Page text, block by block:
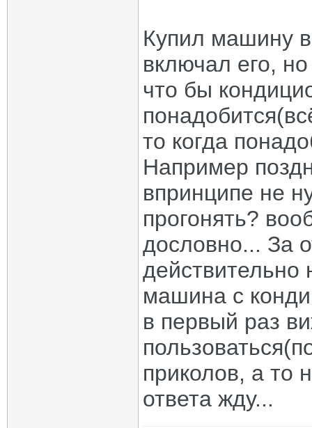
Купил машину
включал его,
что бы
то когда
Например
впринципе не
прогонять?
дословно... За
действительно
машина с
в первый раз
приколов, а то
ответа жду...